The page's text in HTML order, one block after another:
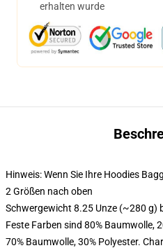
erhalten wurde
Hinweis: Wenn Sie Ihre Hoodies
2 Größen nach oben
Schwergewicht 8.25 Unze (~280 g)
Feste Farben sind 80% Baumwolle,
70% Baumwolle, 30% Polyester.